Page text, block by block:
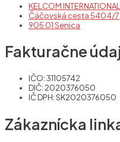
KELCOM
Čáčovská cesta 5404/7
905 01 Senica
Fakturačne
IČO: 31105742
DIČ: 2020376050
IČ DPH: SK2020376050
Zákaznícka